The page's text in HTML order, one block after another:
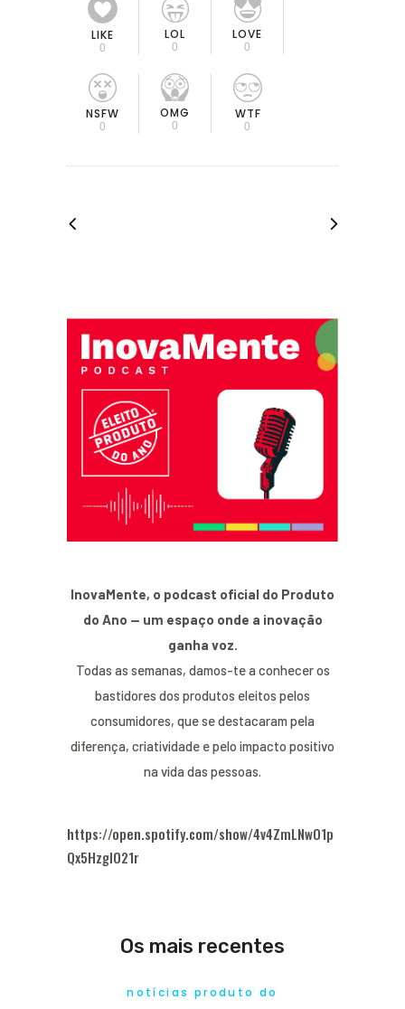
LIKE
0
LOL
0
LOVE
0
NSFW
0
OMG
0
WTF
0
InovaMente, o podcast oficial do Produto
do Ano — um espaço onde a inovação
ganha voz.
Todas as semanas, damos-te a conhecer os
bastidores dos produtos eleitos pelos
consumidores, que se destacaram pela
diferença, criatividade e pelo impacto positivo
na vida das pessoas.
https://open.spotify.com/show/4v4ZmLNwO1p
Qx5HzgIO21r
Os mais recentes
notícias produto do